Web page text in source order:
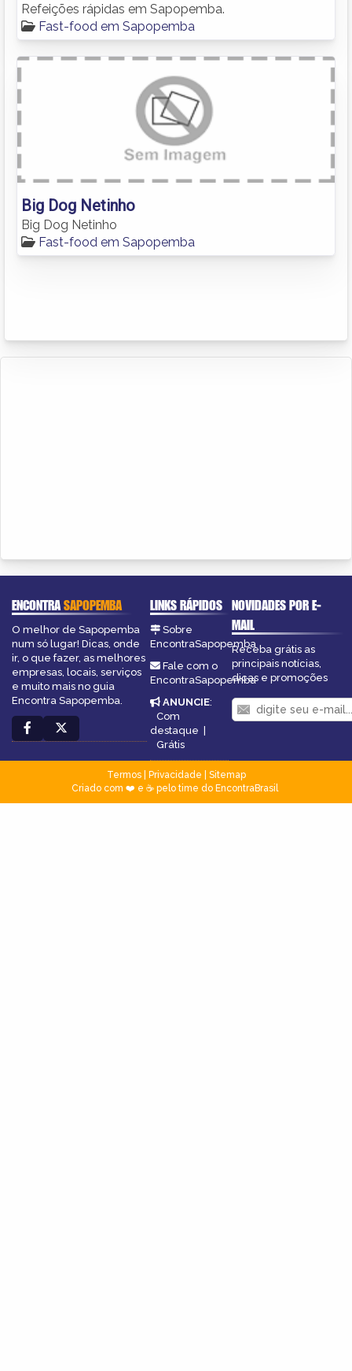
Refeições rápidas em Sapopemba.
Fast-food em Sapopemba
Big Dog Netinho
Big Dog Netinho
Fast-food em Sapopemba
ENCONTRASAPOPEMBA
O melhor de Sapopemba
num só lugar! Dicas, onde
ir, o que fazer, as melhores
empresas, locais, serviços
e muito mais no guia
Encontra Sapopemba.
LINKS RÁPIDOS
Sobre
EncontraSapopemba
Fale com o
EncontraSapopemba
ANUNCIE:
Com
destaque |
Grátis
NOVIDADES POR E-
MAIL
Receba grátis as
principais notícias,
dicas e promoções
Termos| Privacidade
Sitemap
Criado com ❤️ e ☕ pelo time do EncontraBrasil